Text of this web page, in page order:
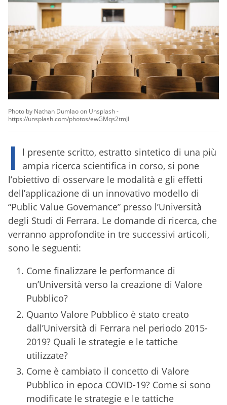
Photo by Nathan Dumlao on Unsplash -
https://unsplash.com/photos/ewGMqs2tmJI
I
l presente scritto, estratto sintetico di una più
ampia ricerca scientifica in corso, si pone
l’obiettivo di osservare le modalità e gli effetti
dell’applicazione di un innovativo modello di
“Public Value Governance” presso l’Università
degli Studi di Ferrara. Le domande di ricerca, che
verranno approfondite in tre successivi articoli,
sono le seguenti:
Come finalizzare le performance di
un’Università verso la creazione di Valore
Pubblico?
Quanto Valore Pubblico è stato creato
dall’Università di Ferrara nel periodo 2015-
2019? Quali le strategie e le tattiche
utilizzate?
Come è cambiato il concetto di Valore
Pubblico in epoca COVID-19? Come si sono
modificate le strategie e le tattiche